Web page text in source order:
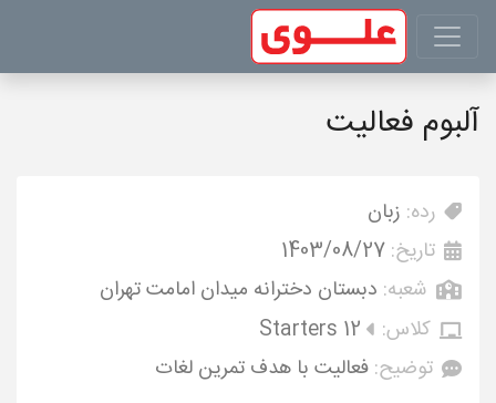
آلبوم فعالیت
رده: زبان
تاریخ: 1403/08/27
شعبه: دبستان دخترانه میدان امامت تهران
کلاس:
Starters 12
توضیح: فعالیت با هدف تمرین لغات